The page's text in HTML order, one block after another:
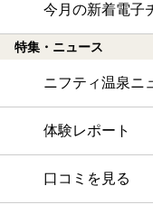
今月の新着電子
特集・ニュース
ニフティ温泉ニ
体験レポート
口コミを見る